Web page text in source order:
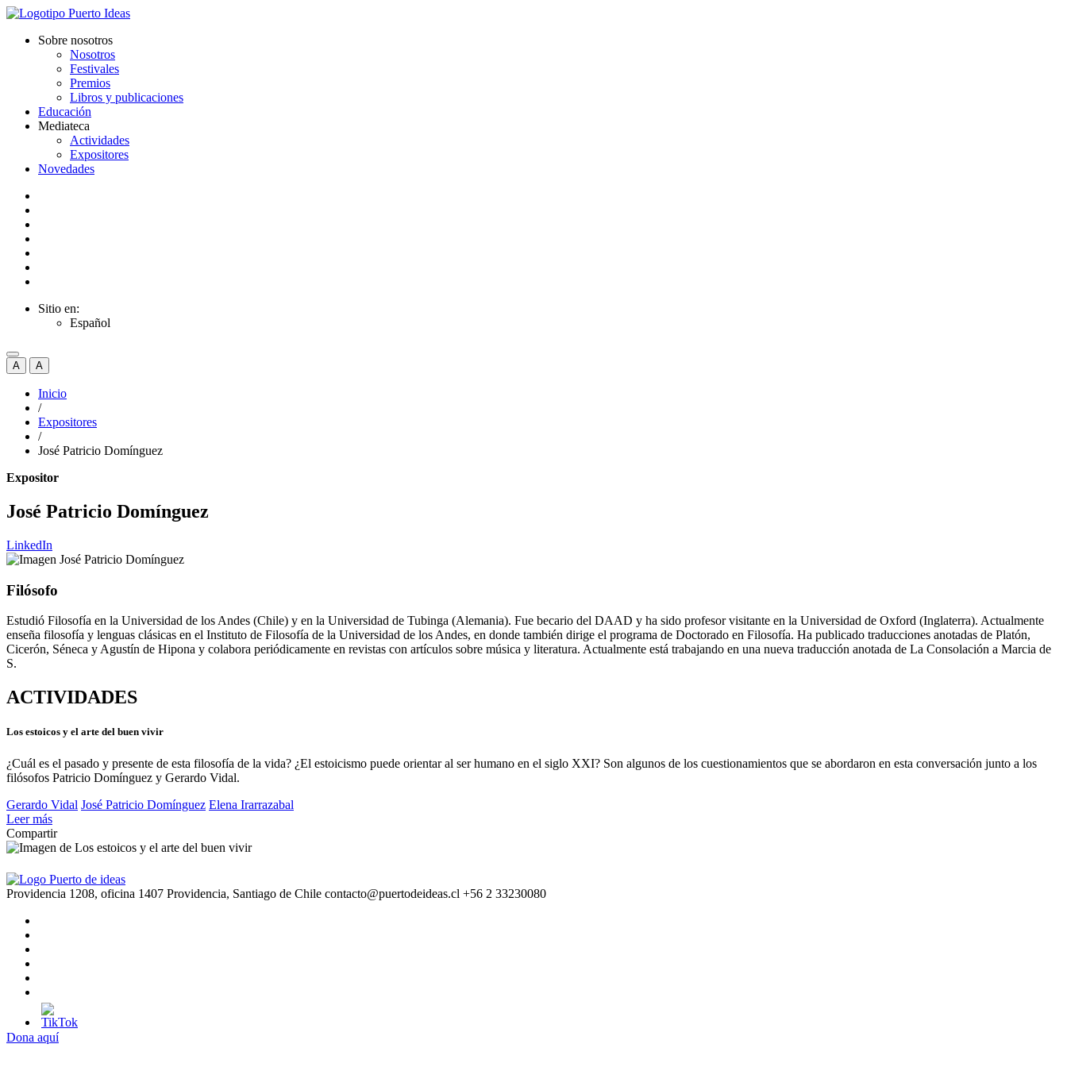
Sobre nosotros
Nosotros
Festivales
Premios
Libros y publicaciones
Educación
Mediateca
Actividades
Expositores
Novedades
Sitio en:
Español
A A
Inicio
/
Expositores
/
José Patricio Domínguez
Expositor
José Patricio Domínguez
LinkedIn
Filósofo
Estudió Filosofía en la Universidad de los Andes (Chile) y en la Universidad de Tubinga (Alemania). Fue becario del DAAD y ha sido profesor visitante en la Universidad de Oxford (Inglaterra). Actualmente
enseña filosofía y lenguas clásicas en el Instituto de Filosofía de la Universidad de los Andes, en donde también dirige el programa de Doctorado en Filosofía. Ha publicado traducciones anotadas de Platón,
Cicerón, Séneca y Agustín de Hipona y colabora periódicamente en revistas con artículos sobre música y literatura. Actualmente está trabajando en una nueva traducción anotada de La Consolación a Marcia de
S.
ACTIVIDADES
Los estoicos y el arte del buen vivir
¿Cuál es el pasado y presente de esta filosofía de la vida? ¿El estoicismo puede orientar al ser humano en el siglo XXI? Son algunos de los cuestionamientos que se abordaron en esta conversación junto a los
filósofos Patricio Domínguez y Gerardo Vidal.
Gerardo Vidal José Patricio Domínguez Elena Irarrazabal
Leer más
Compartir
Providencia 1208, oficina 1407 Providencia, Santiago de Chile contacto@puertodeideas.cl +56 2 33230080
Dona aquí